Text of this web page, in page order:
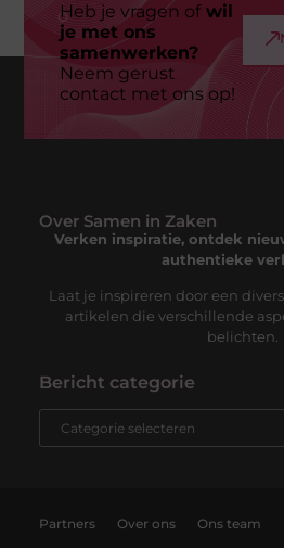
Heb je vragen ofwil
je met ons
samenwerken?
Neem gerust
contact met ons op!
Over Samen in Zaken
Verken inspiratie, ontdek
authentieke
Laat je inspireren door een
artikelen die verschillende
belichten.
Bericht categorie
Partners Over ons Ons team